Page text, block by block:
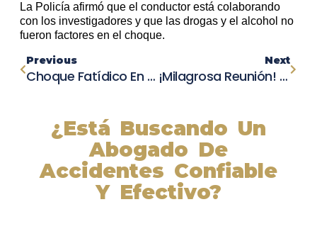
La Policía afirmó que el conductor está colaborando
con los investigadores y que las drogas y el alcohol no
fueron factores en el choque.
Previous
Choque Fatídico En Yadkin Road: Investigación En Curso Por Fallecimiento De Motociclista
Next
¡Milagrosa Reunión! Niño De 10 Años Se Reencuentra Con Sus Padres Tras Grave Accidente En Los Ángeles
¿Está Buscando Un
Abogado De
Accidentes Confiable
Y Efectivo?